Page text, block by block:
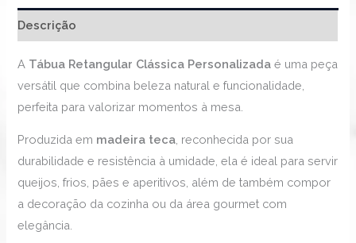
Descrição
A Tábua Retangular Clássica Personalizada é uma peça
versátil que combina beleza natural e funcionalidade,
perfeita para valorizar momentos à mesa.
Produzida em madeira teca , reconhecida por sua
durabilidade e resistência à umidade, ela é ideal para servir
queijos, frios, pães e aperitivos, além de também compor
a decoração da cozinha ou da área gourmet com
elegância.